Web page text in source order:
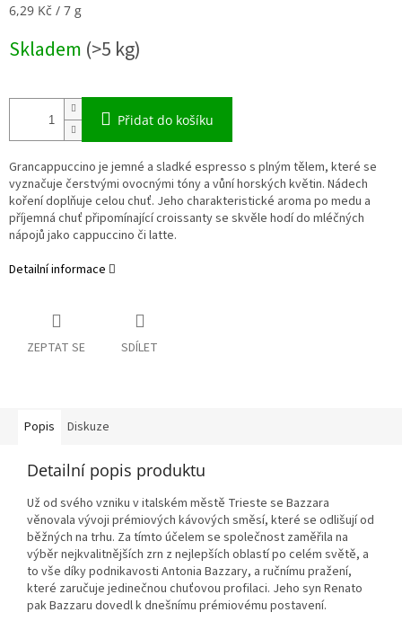
Měrná
6,29 Kč / 7 g
Skladem (>5 kg)
Přidat do košíku
Grancappuccino je jemné a sladké espresso s plným tělem, které se
vyznačuje čerstvými ovocnými tóny a vůní horských květin. Nádech
koření doplňuje celou chuť. Jeho charakteristické aroma po medu a
příjemná chuť připomínající croissanty se skvěle hodí do mléčných
nápojů jako cappuccino či latte.
Detailní informace
ZEPTAT SE SDÍLET
Popis Diskuze
Detailní popis produktu
Už od svého vzniku v italském městě Trieste se Bazzara
věnovala vývoji prémiových kávových směsí, které se odlišují od
běžných na trhu. Za tímto účelem se společnost zaměřila na
výběr nejkvalitnějších zrn z nejlepších oblastí po celém světě, a
to vše díky podnikavosti Antonia Bazzary, a ručnímu pražení,
které zaručuje jedinečnou chuťovou profilaci. Jeho syn Renato
pak Bazzaru dovedl k dnešnímu prémiovému postavení.